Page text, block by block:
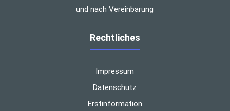
und nach Vereinbarung
Rechtliches
Impressum
Datenschutz
Erstinformation